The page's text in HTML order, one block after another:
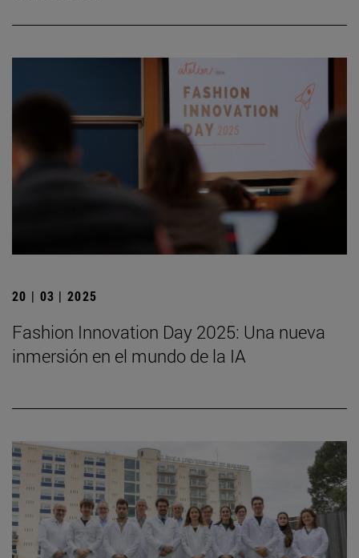
20 | 03 | 2025
Fashion Innovation Day 2025: Una nueva
inmersión en el mundo de la IA